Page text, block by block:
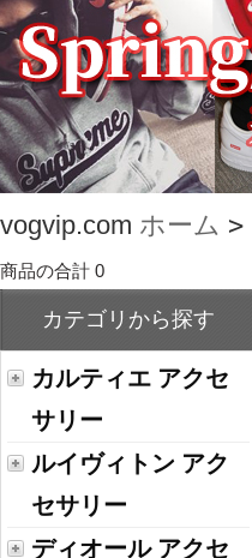
vogvip.com ホーム >
商品の合計 0
カテゴリから探す
カルティエ アクセ
サリー
ルイヴィトン アク
セサリー
ディオール アクセ